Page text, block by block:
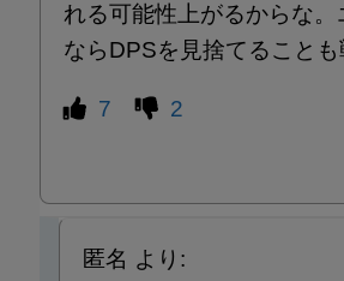
れる可能性上がるからな。
ならDPSを見捨てることも
7 2
匿名 より: